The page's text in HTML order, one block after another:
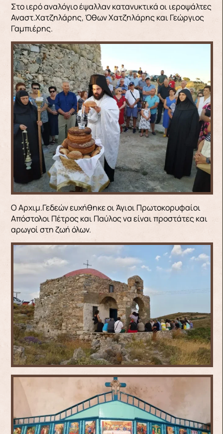
Στο ιερό αναλόγιο έψαλλαν κατανυκτικά οι ιεροψάλτες
Αναστ.Χατζηλάρης, Όθων Χατζηλάρης και Γεώργιος
Γαμπιέρης.
Ο Αρχιμ.Γεδεών ευχήθηκε οι Άγιοι Πρωτοκορυφαίοι
Απόστολοι Πέτρος και Παύλος να είναι προστάτες και
αρωγοί στη ζωή όλων.